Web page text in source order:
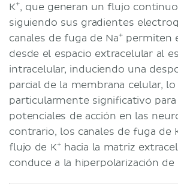
K+, que generan un flujo
siguiendo sus gradientes
canales de fuga de Na+permiten
desde el espacio extracelular al
intracelular, induciendo una
parcial de la membrana celular, lo
particularmente significativo para
potenciales de acción en las
contrario, los canales de fuga de
flujo de K+hacia la matriz
conduce a la hiperpolarización de